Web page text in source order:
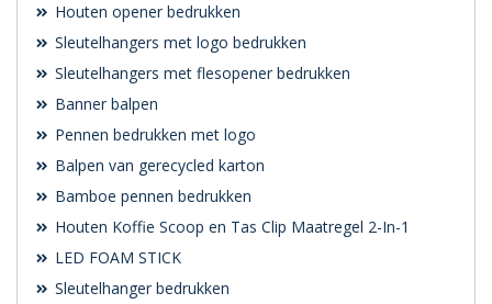
Houten opener bedrukken
Sleutelhangers met logo bedrukken
Sleutelhangers met flesopener bedrukken
Banner balpen
Pennen bedrukken met logo
Balpen van gerecycled karton
Bamboe pennen bedrukken
Houten Koffie Scoop en Tas Clip Maatregel 2-In-1
LED FOAM STICK
Sleutelhanger bedrukken